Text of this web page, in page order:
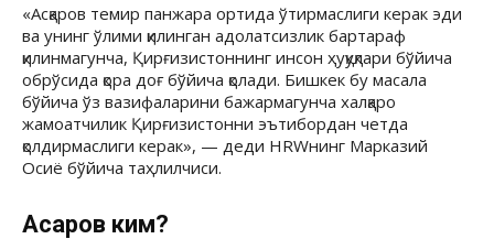
«Асқаров темир панжара ортида ўтирмаслиги керак эди
ва унинг ўлими қилинган адолатсизлик бартараф
қилинмагунча, Қирғизистоннинг инсон ҳуқуқлари бўйича
обрўсида қора доғ бўйича қолади. Бишкек бу масала
бўйича ўз вазифаларини бажармагунча халқаро
жамоатчилик Қирғизистонни эътибордан четда
қолдирмаслиги керак», — деди HRWнинг Марказий
Осиё бўйича таҳлилчиси.
Асқаров ким?